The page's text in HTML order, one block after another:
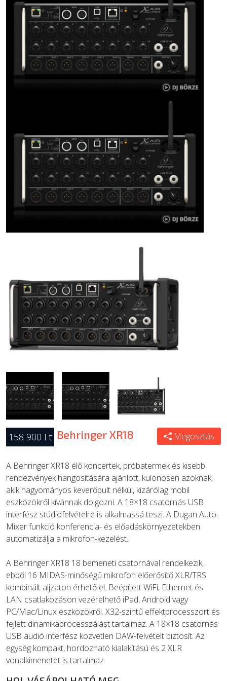
ÚJ TERMÉKEK
158 900 Ft Behringer XR18 Megosztás
A Behringer XR18 élő koncertek, próbatermek és kisebb
rendezvények hangosítására ajánlott, különösen azoknak,
akik hagyományos keverőpult nélkül, kizárólag mobil
eszközökről kívánnak dolgozni. A 18×18 csatornás USB
interfész stúdiófelvételre is alkalmassá teszi. A Dugan Auto-
Mixer funkció konferencia- és előadáskörnyezetekben
automatizálja a mikrofon-kezelést.
A Behringer XR18 18 bemeneti csatornával rendelkezik,
ebből 16 MIDAS-minőségű mikrofon előerősítő XLR/TRS
kombinált aljzaton érhető el. Beépített WiFi, Ethernet és
LAN csatlakozáson vezérelhető iPad, Android vagy
PC/Mac/Linux eszközökről. X32-szintű effektprocesszort és
fejlett dinamikaprocesszálást tartalmaz. A 18×18 csatornás
USB audió interfész közvetlen DAW-felvételt biztosít. Az
egység kompakt, hordozható kialakítású és 2 XLR
vonalkimenetet is tartalmaz.